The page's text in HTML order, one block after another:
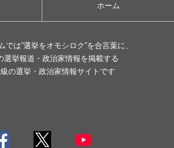
ホーム
では”選挙をオモシロク”を合言葉に、
選挙報道・政治家情報を掲載する
の選挙・政治家情報サイトです